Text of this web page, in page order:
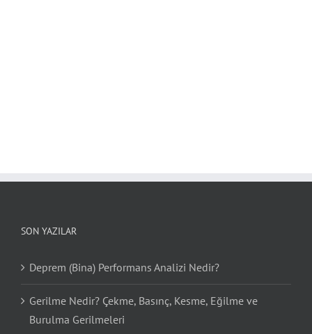
SON YAZILAR
Deprem (Bina) Performans Analizi Nedir?
Gerilme Nedir? Çekme, Basınç, Kesme, Eğilme ve
Burulma Gerilmeleri